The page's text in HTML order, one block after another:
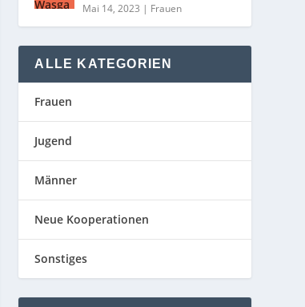
Mai 14, 2023 | Frauen
ALLE KATEGORIEN
Frauen
Jugend
Männer
Neue Kooperationen
Sonstiges